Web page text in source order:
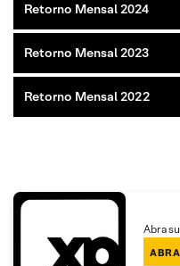
Retorno Mensal 2024
Retorno Mensal 2023
Retorno Mensal 2022
Abra